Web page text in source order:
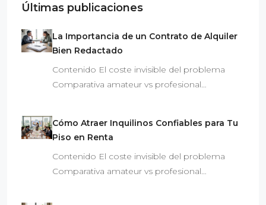
Últimas publicaciones
La Importancia de un Contrato de Alquiler
Bien Redactado
Contenido El coste invisible del problema
Comparativa amateur vs profesional…
Cómo Atraer Inquilinos Confiables para Tu
Piso en Renta
Contenido El coste invisible del problema
Comparativa amateur vs profesional…